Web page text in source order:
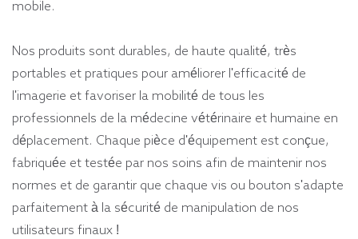
mobile.
Nos produits sont durables, de haute qualité, très
portables et pratiques pour améliorer l'efficacité de
l'imagerie et favoriser la mobilité de tous les
professionnels de la médecine vétérinaire et humaine en
déplacement. Chaque pièce d'équipement est conçue,
fabriquée et testée par nos soins afin de maintenir nos
normes et de garantir que chaque vis ou bouton s'adapte
parfaitement à la sécurité de manipulation de nos
utilisateurs finaux !